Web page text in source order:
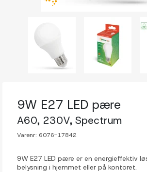
9W E27 LED pære
A60, 230V, Spectrum
Varenr: 6076-17842
9W E27 LED pære er en energieffektiv
belysning i hjemmet eller på kontoret.